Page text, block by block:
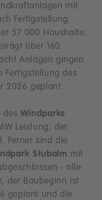
mit
Fertigstellung
57.000 Haushalte.
über 160
Anlagen gingen
Fertigstellung des
2026 geplant.
desWindparks
Leistung, der
Ferner sind die
Stubalm mit
- alle
der Baubeginn ist
geplant und die